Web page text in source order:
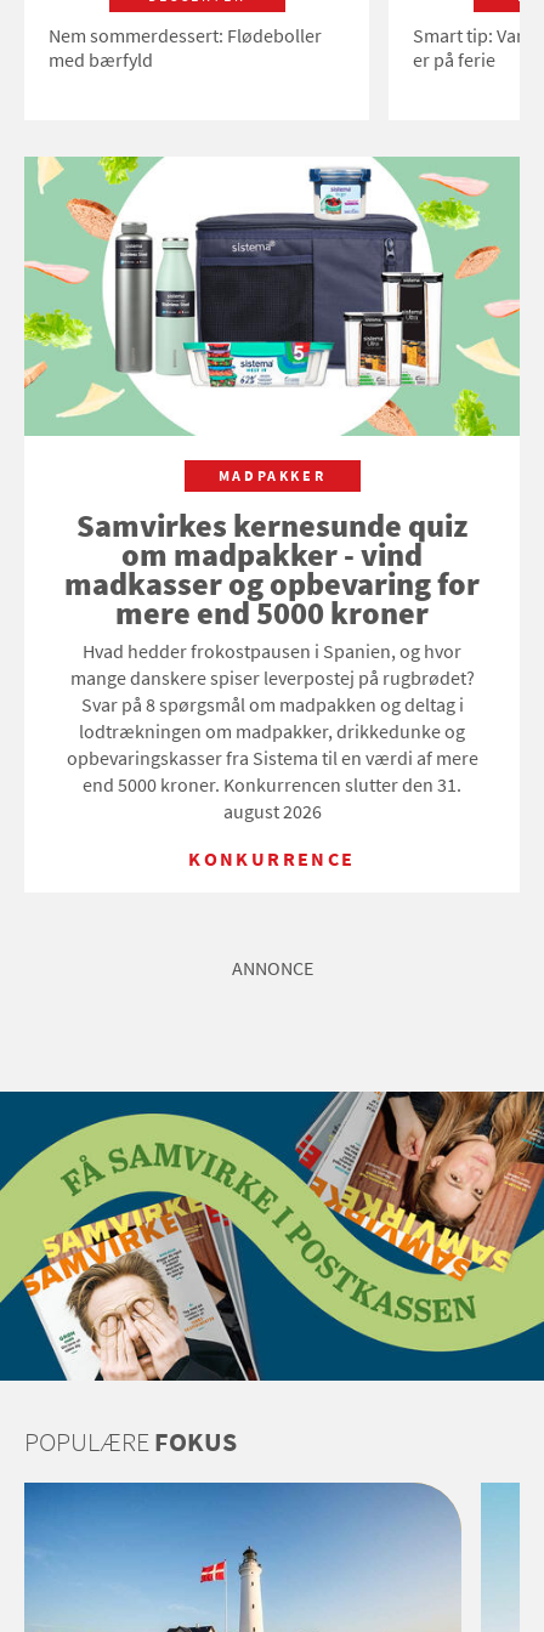
Nem sommerdessert: Flødeboller
med bærfyld
Smart tip:
er på ferie
MADPAKKER
Samvirkes kernesunde quiz
om madpakker - vind
madkasser og opbevaring for
mere end 5000 kroner
Hvad hedder frokostpausen i Spanien, og hvor
mange danskere spiser leverpostej på rugbrødet?
Svar på 8 spørgsmål om madpakken og deltag i
lodtrækningen om madpakker, drikkedunke og
opbevaringskasser fra Sistema til en værdi af mere
end 5000 kroner. Konkurrencen slutter den 31.
august 2026
KONKURRENCE
ANNONCE
POPULÆREFOKUS